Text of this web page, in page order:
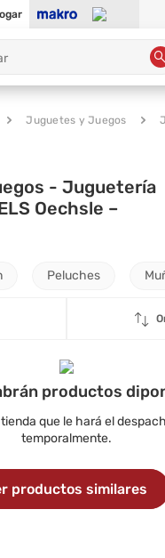
Juguetes y Juegos
- Juguetería
Oechsle –
Peluches
productos
que le hará el
temporalmente.
productos similares